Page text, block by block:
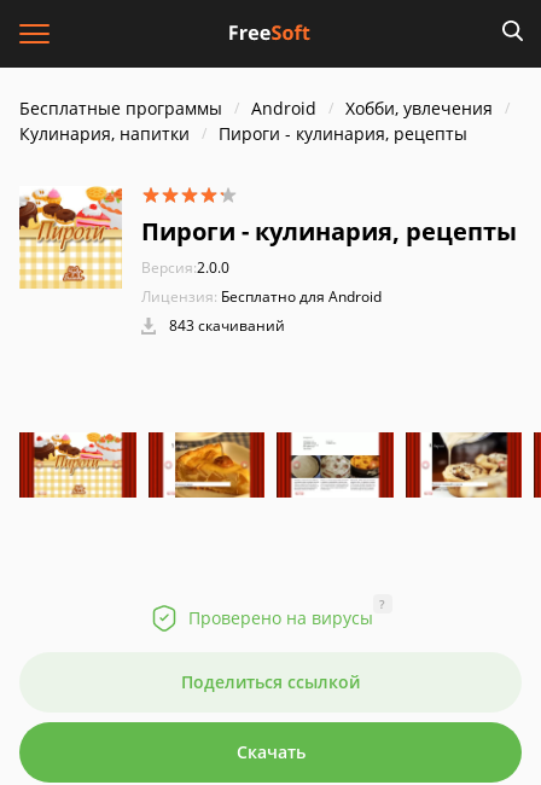
Бесплатные программы Android
Хобби, увлечения
Кулинария, напитки
Пироги - кулинария, рецепты
Пироги - кулинария, рецепты
Версия:2.0.0
Лицензия: Бесплатно для Android
843 скачиваний
Проверено на вирусы
?
Поделиться ссылкой
Скачать